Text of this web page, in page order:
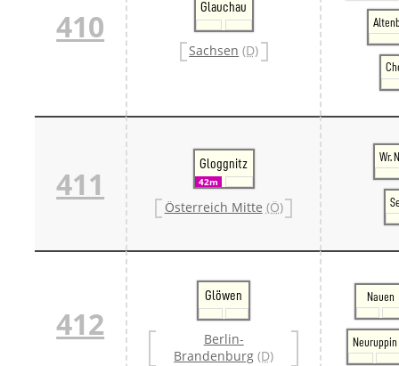
410
Glauchau
Sachsen (D)
411
Gloggnitz
42m
Österreich Mitte (Ö)
Wr.
412
Glöwen
Berlin-
Brandenburg (D)
Nauen
Neuruppin